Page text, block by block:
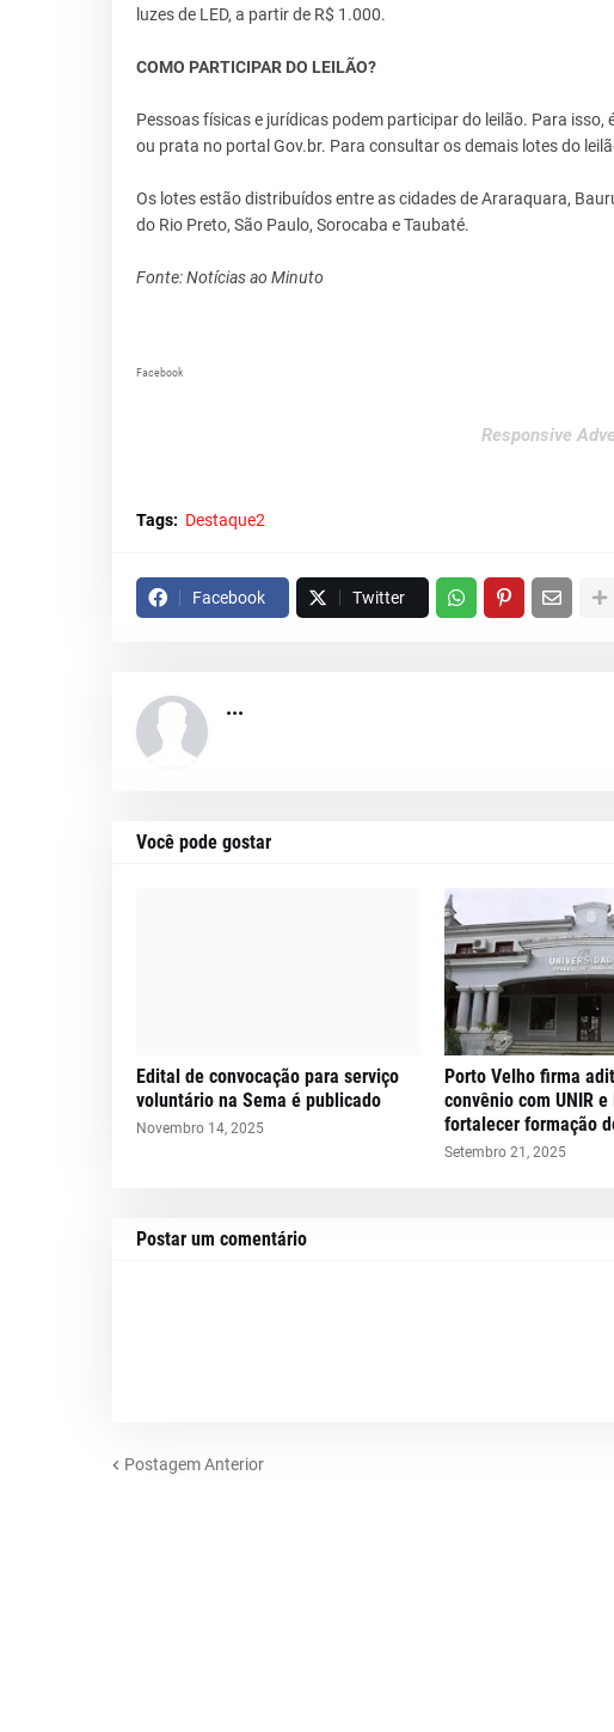
luzes de LED, a partir de R$ 1.000.
COMO PARTICIPAR DO LEILÃO?
Pessoas físicas e jurídicas podem participar do leilão. Para isso,
ou prata no portal Gov.br. Para consultar os demais lotes do
Os lotes estão distribuídos entre as cidades de Araraquara,
do Rio Preto, São Paulo, Sorocaba e Taubaté.
Fonte: Notícias ao Minuto
Facebook
Responsive
Tags: Destaque2
Facebook Twitter
...
Você pode gostar
Edital de convocação para serviço
voluntário na Sema é publicado
Novembro 14, 2025
Porto Velho firma
convênio com UNIR e
fortalecer formação
Setembro 21, 2025
Postar um comentário
Postagem Anterior